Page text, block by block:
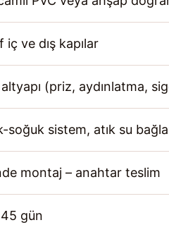
iç ve dış kapılar
(priz, aydınlatma,
soğuk sistem, atık su
montaj – anahtar teslim
gün